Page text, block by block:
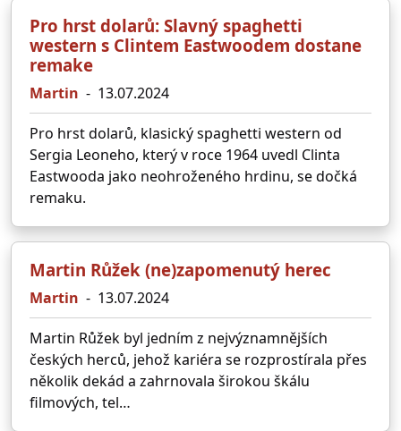
Pro hrst dolarů: Slavný spaghetti
western s Clintem Eastwoodem dostane
remake
Martin - 13.07.2024
Pro hrst dolarů, klasický spaghetti western od
Sergia Leoneho, který v roce 1964 uvedl Clinta
Eastwooda jako neohroženého hrdinu, se dočká
remaku.
Martin Růžek (ne)zapomenutý herec
Martin - 13.07.2024
Martin Růžek byl jedním z nejvýznamnějších
českých herců, jehož kariéra se rozprostírala přes
několik dekád a zahrnovala širokou škálu
filmových, tel…